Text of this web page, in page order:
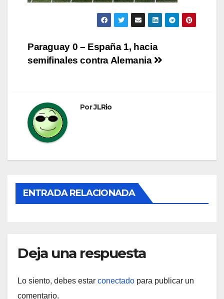
Navegación
Paraguay 0 – España 1, hacia
semifinales contra Alemania
PorJLRio
ENTRADA RELACIONADA
Deja una respuesta
Lo siento, debes estar conectado para publicar un
comentario.